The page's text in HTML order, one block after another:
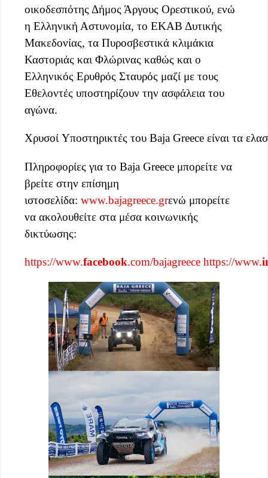
οικοδεσπότης Δήμος Άργους Ορεστικού, ενώ
η Ελληνική Αστυνομία, το ΕΚΑΒ Δυτικής
Μακεδονίας, τα Πυροσβεστικά κλιμάκια
Καστοριάς και Φλώρινας καθώς και ο
Ελληνικός Ερυθρός Σταυρός μαζί με τους
Εθελοντές υποστηρίζουν την ασφάλεια του
αγώνα.
Χρυσοί Υποστηρικτές του Baja Greece είναι τα
Πληροφορίες για το Baja Greece μπορείτε να
βρείτε στην επίσημη
ιστοσελίδα: www.bajagreece.grενώ μπορείτε
να ακολουθείτε στα μέσα κοινωνικής
δικτύωσης:
https://www.facebook.com/bajagreece https://www.